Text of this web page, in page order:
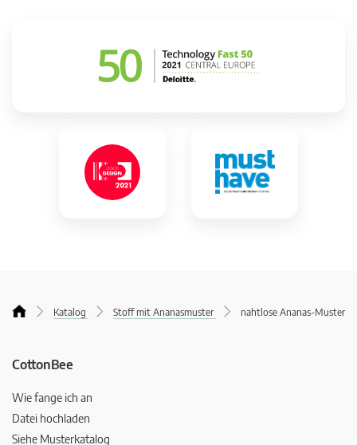
Katalog Stoff mit Ananasmuster nahtlose Ananas-Muster
CottonBee
Wie fange ich an
Datei hochladen
Siehe Musterkatalog